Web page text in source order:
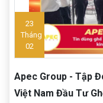
23
Tháng
02
Apec Group - Tập
Việt Nam Đầu Tư